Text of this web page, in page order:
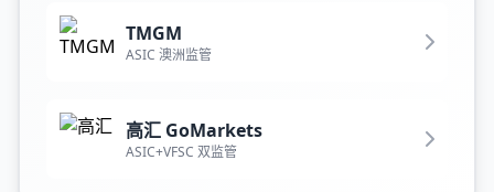
TMGM
ASIC 澳洲监管
高汇 GoMarkets
ASIC+VFSC 双监管